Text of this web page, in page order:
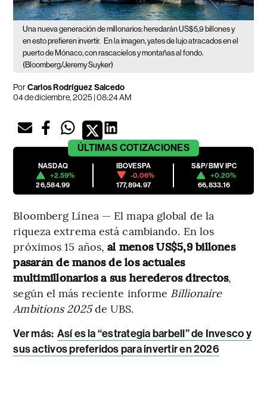
Una nueva generación de millonarios: heredarán US$5,9 billones y
en esto prefieren invertir. En la imagen, yates de lujo atracados en el
puerto de Mónaco, con rascacielos y montañas al fondo.
(Bloomberg/Jeremy Suyker)
PorCarlos Rodríguez Salcedo
04 de diciembre, 2025 | 08:24 AM
ÚLTIMAS COTIZACIONES
NASDAQ
+2.59%
26,584.99
IBOVESPA
-0.06%
177,894.97
S&P/BMV IPC
+0.20%
66,833.16
Bloomberg Línea — El mapa global de la
riqueza extrema está cambiando. En los
próximos 15 años,al menos US$5,9 billones
pasarán de manos de los actuales
multimillonarios a sus herederos directos,
según el más reciente informe Billionaire
Ambitions 2025de UBS.
Ver más: Así es la “estrategia barbell” de Invesco y
sus activos preferidos para invertir en 2026